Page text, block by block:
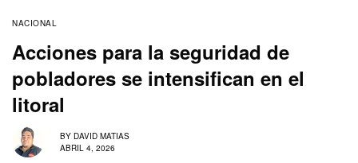
NACIONAL
Acciones para la seguridad de
pobladores se intensifican en el
litoral
BY DAVID MATIAS
ABRIL 4, 2026